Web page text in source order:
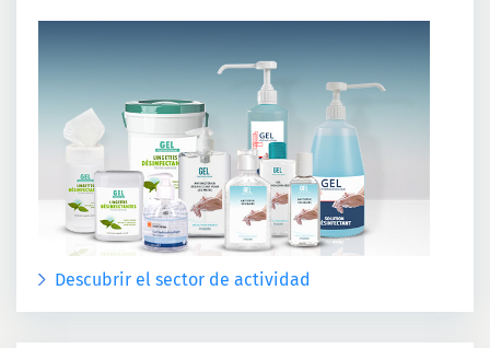
Descubrir el sector de actividad